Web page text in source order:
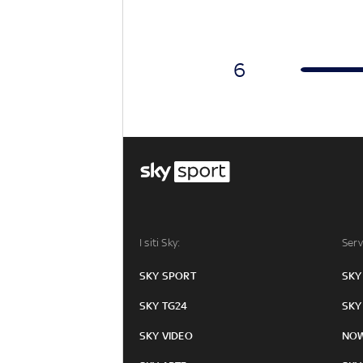
6
I siti Sky:
SKY SPORT
SKY TG24
SKY VIDEO